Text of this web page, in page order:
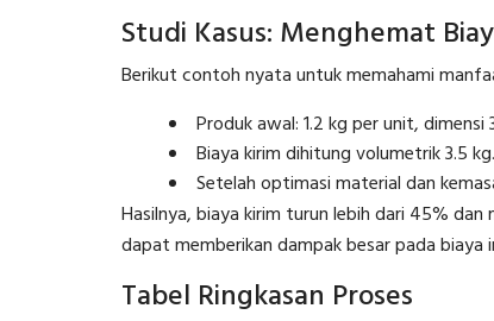
Studi Kasus: Menghemat
Berikut contoh nyata untuk memahami
Produk awal: 1.2 kg per unit, dimensi
Biaya kirim dihitung volumetrik 3.5 kg.
Setelah optimasi material dan
Hasilnya, biaya kirim turun lebih dari 45% dan
dapat memberikan dampak besar pada biaya
Tabel Ringkasan Proses